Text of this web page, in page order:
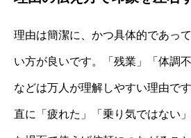
理由は簡潔に、かつ具体的であっ
い方が良いです。「残業」「体調
などは万人が理解しやすい理由で
直に「疲れた」「乗り気ではない